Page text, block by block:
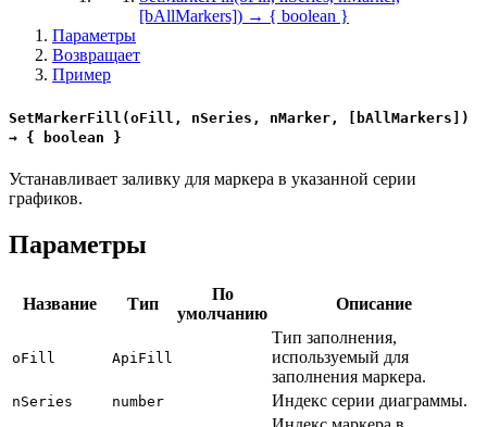
[bAllMarkers]) → { boolean }
Параметры
Возвращает
Пример
SetMarkerFill(oFill, nSeries, nMarker, [bAllMarkers])
→ { boolean }
Устанавливает заливку для маркера в указанной серии
графиков.
Параметры
Название Тип
По
умолчанию
Описание
oFill ApiFill
Тип заполнения,
используемый для
заполнения маркера.
nSeries number Индекс серии диаграммы.